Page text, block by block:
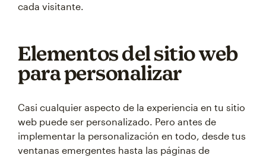
cada visitante.
Elementos del sitio web
para personalizar
Casi cualquier aspecto de la experiencia en tu sitio
web puede ser personalizado. Pero antes de
implementar la personalización en todo, desde tus
ventanas emergentes hasta las páginas de